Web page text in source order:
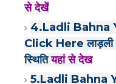
से देखें
4.Ladli Bahna
Click Here लाड़ली
स्थितियहां से देख
5.Ladli Bahna